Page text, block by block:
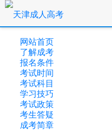
网站首页
了解成考
报名条件
考试时间
考试科目
学习技巧
考试政策
考生答疑
成考简章